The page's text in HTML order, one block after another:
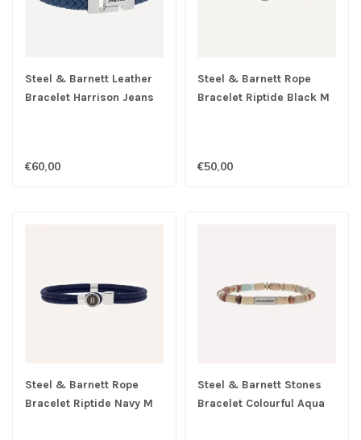
Steel & Barnett Leather
Bracelet Harrison Jeans
€60,00
Steel & Barnett Rope
Bracelet Riptide Black M
€50,00
Steel & Barnett Rope
Bracelet Riptide Navy M
Steel & Barnett Stones
Bracelet Colourful Aqua